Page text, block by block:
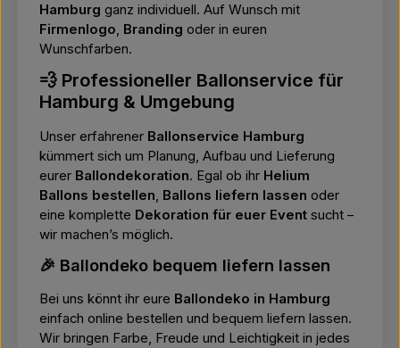
Hamburg ganz individuell. Auf Wunsch mit
Firmenlogo Branding oder in euren
Wunschfarben.
💨 Professioneller Ballonservice für
Hamburg & Umgebung
Unser erfahrener Ballonservice Hamburg
kümmert sich um Planung, Aufbau und Lieferung
eurer Ballondekoration. Egal ob ihr Helium
Ballons bestellen Ballons liefern lassen oder
eine komplette Dekoration für euer Event sucht –
wir machen’s möglich.
🎉 Ballondeko bequem liefern lassen
Bei uns könnt ihr eure Ballondeko in Hamburg
einfach online bestellen und bequem liefern lassen.
Wir bringen Farbe, Freude und Leichtigkeit in jedes